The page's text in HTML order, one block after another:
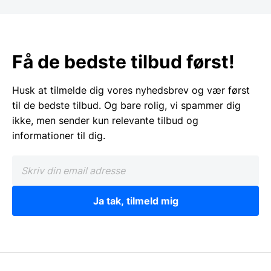
Få de bedste tilbud først!
Husk at tilmelde dig vores nyhedsbrev og vær først
til de bedste tilbud. Og bare rolig, vi spammer dig
ikke, men sender kun relevante tilbud og
informationer til dig.
Ja tak, tilmeld mig